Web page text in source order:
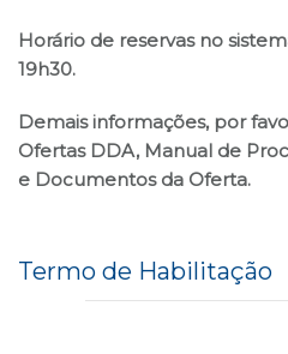
Horário de reservas no
19h30.
Demais informações, por
Ofertas DDA, Manual de
e Documentos da Oferta.
Termo de Habilitação